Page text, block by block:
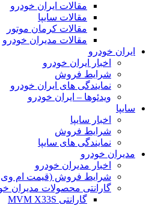
مقالات ایران خودرو
مقالات سایپا
مقالات کرمان موتور
مقالات مدیران خودرو
ایران خودرو
اخبار ایران خودرو
شرایط فروش
نمایندگی های ایران خودرو
ویدئوها – ایران خودرو
سایپا
اخبار سایپا
شرایط فروش
نمایندگی های سایپا
مدیران خودرو
اخبار مدیران خودرو
شرایط فروش (قیمت ام وی
گارانتی محصولات مدیران
گارانتی MVM X33S